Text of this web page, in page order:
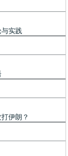
实践
伊朗？